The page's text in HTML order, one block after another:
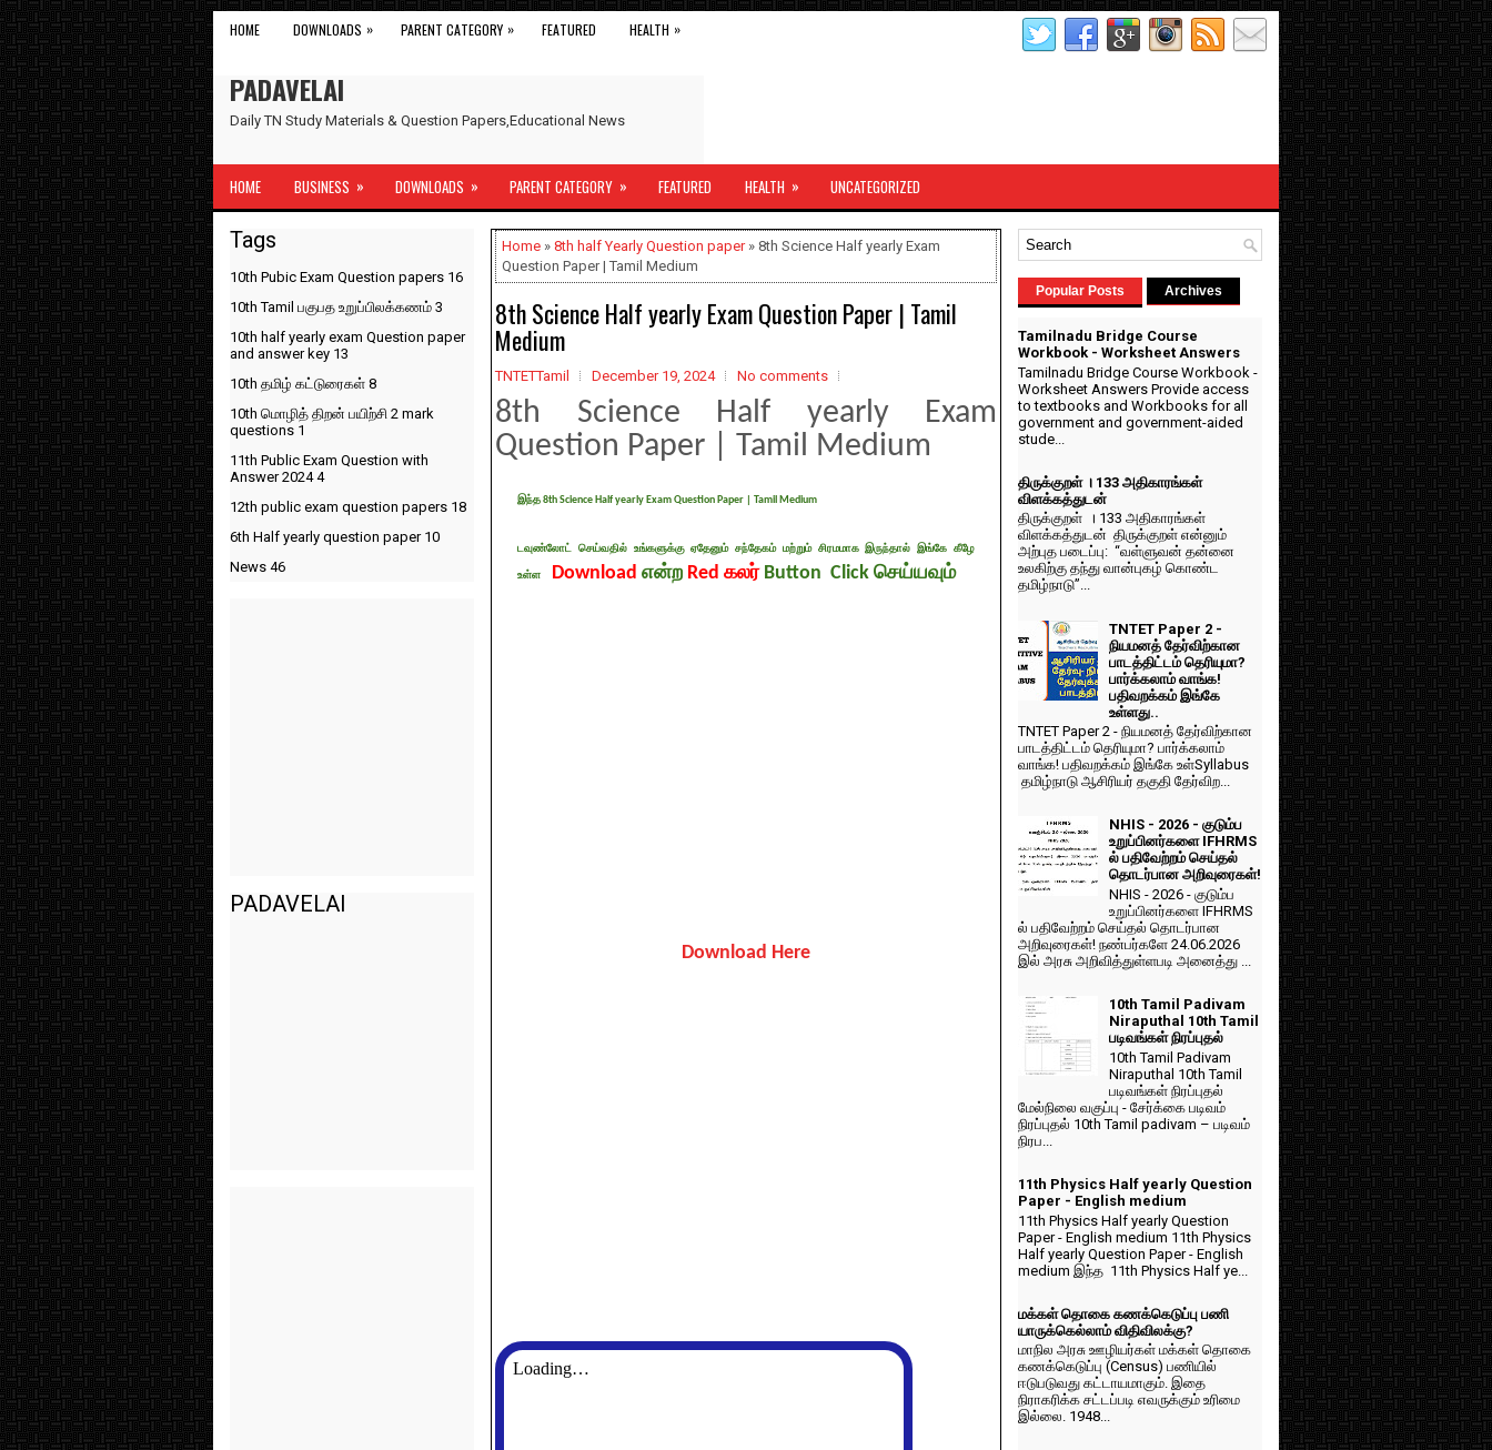
HOME DOWNLOADS » PARENT CATEGORY » FEATURED HEALTH »
PADAVELAI
Daily TN Study Materials & Question Papers,Educational News
HOME BUSINESS » DOWNLOADS » PARENT CATEGORY » FEATURED HEALTH » UNCATEGORIZED
Home » 8th half Yearly Question paper» 8th Science Half yearly Exam
Question Paper | Tamil Medium
8th Science Half yearly Exam Question Paper | Tamil
Medium
TNTETTamil December 19, 2024 No comments
8th Science Half yearly Exam
Question Paper | Tamil Medium
இந்த8th Science Half yearly Exam Question Paper | Tamil Medium
டவுண்லோட் செய்வதில் உங்களுக்கு ஏதேனும் சந்தேகம் மற்றும் சிரமமாக இருந்தால் இங்கே கீழே
உள்ள Download என்ற Red கலர்Button Click செய்யவும்
Download Here
Tags
10th Pubic Exam Question papers 16
10th Tamil பகுபத உறுப்பிலக்கணம் 3
10th half yearly exam Question paper
and answer key 13
10th தமிழ் கட்டுரைகள் 8
10th மொழித் திறன் பயிற்சி 2 mark
questions 1
11th Public Exam Question with
Answer 20244
12th public exam question papers 18
6th Half yearly question paper 10
News 46
PADAVELAI
Popular Posts Archives
Tamilnadu Bridge Course
Workbook - Worksheet Answers
Tamilnadu Bridge Course Workbook -
Worksheet Answers Provide access
to textbooks and Workbooks for all
government and government-aided
stude...
திருக்குறள் । 133 அதிகாரங்கள்
விளக்கத்துடன்
திருக்குறள் । 133 அதிகாரங்கள்
விளக்கத்துடன் திருக்குறள் என்னும்
அற்புத படைப்பு: “வள்ளுவன் தன்னை
உலகிற்கு தந்து வான்புகழ் கொண்ட
தமிழ்நாடு”...
TNTET Paper 2 -
நியமனத் தேர்விற்கான
பாடத்திட்டம் தெரியுமா?
பார்க்கலாம் வாங்க!
பதிவறக்கம் இங்கே
உள்ளது..
TNTET Paper 2 - நியமனத் தேர்விற்கான
பாடத்திட்டம் தெரியுமா? பார்க்கலாம்
வாங்க! பதிவறக்கம் இங்கே உள்Syllabus
தமிழ்நாடு ஆசிரியர் தகுதி தேர்விற...
NHIS - 2026 - குடும்ப
உறுப்பினர்களை IFHRMS
ல் பதிவேற்றம் செய்தல்
தொடர்பான அறிவுரைகள்!
NHIS - 2026 - குடும்ப
உறுப்பினர்களை IFHRMS
ல் பதிவேற்றம் செய்தல் தொடர்பான
அறிவுரைகள்! நண்பர்களே 24.06.2026
இல் அரசு அறிவித்துள்ளபடி அனைத்து ...
10th Tamil Padivam
Niraputhal 10th Tamil
படிவங்கள் நிரப்புதல்
10th Tamil Padivam
Niraputhal 10th Tamil
படிவங்கள் நிரப்புதல்
மேல்நிலை வகுப்பு - சேர்க்கை படிவம்
நிரப்புதல் 10th Tamil padivam – படிவம்
நிரப...
11th Physics Half yearly Question
Paper - English medium
11th Physics Half yearly Question
Paper - English medium 11th Physics
Half yearly Question Paper - English
medium இந்த 11th Physics Half ye...
மக்கள் தொகை கணக்கெடுப்பு பணி
யாருக்கெல்லாம் விதிவிலக்கு?
மாநில அரசு ஊழியர்கள் மக்கள் தொகை
கணக்கெடுப்பு (Census) பணியில்
ஈடுபடுவது கட்டாயமாகும். இதை
நிராகரிக்க சட்டப்படி எவருக்கும் உரிமை
இல்லை. 1948...